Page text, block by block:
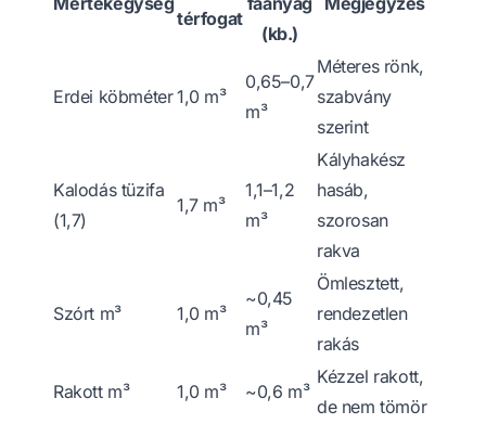
térfogat
(kb.)
Erdei köbméter1,0 m³
0,65–0,7
m³
Méteres rönk,
szabvány
szerint
Kalodás tüzifa
(1,7)
1,7 m³
1,1–1,2
m³
Kályhakész
hasáb,
szorosan
rakva
Szórt m³ 1,0 m³
~0,45
m³
Ömlesztett,
rendezetlen
rakás
Rakott m³ 1,0 m³ ~0,6 m³
Kézzel rakott,
de nem tömör